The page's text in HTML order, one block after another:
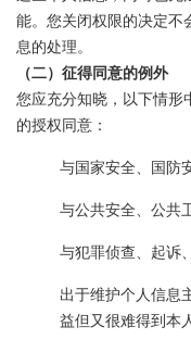
能。您关闭权限的决定不
息的处理。
（二）征得同意的例外
您应充分知晓，以下情形
的授权同意：
与国家安全、国防
与公共安全、公共
与犯罪侦查、起诉
出于维护个人信息
益但又很难得到本